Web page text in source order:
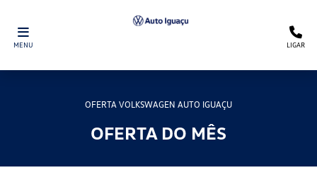
MENU LIGAR
OFERTA VOLKSWAGEN AUTO IGUAÇU
OFERTA DO MÊS